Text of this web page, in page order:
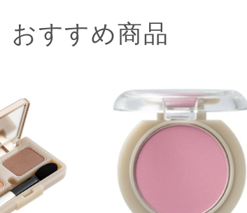
おすすめ商品